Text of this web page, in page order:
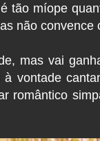
tão míope
não convence
mas vai
vontade
romântico